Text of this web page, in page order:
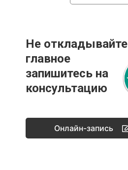
Не откладывайте
главное
запишитесь на
консультацию
Онлайн-запись